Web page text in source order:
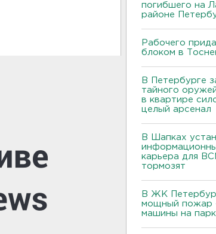
погибшего на
районе
Рабочего
блоком в
В Петербурге
тайного
в квартире
целый арсенал
В Шапках
карьера для
тормозят
В ЖК
мощный пожар
машины на